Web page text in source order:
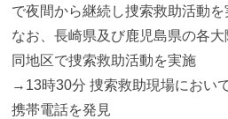
で夜間から継続し捜索救助活動を
なお、長崎県及び鹿児島県の各大
同地区で捜索救助活動を実施
→13時30分 捜索救助現場におい
携帯電話を発見